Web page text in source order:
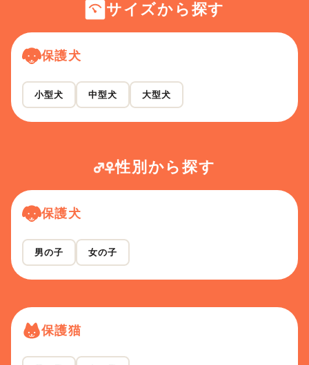
サイズから探す
保護犬
小型犬 中型犬 大型犬
性別から探す
保護犬
男の子 女の子
保護猫